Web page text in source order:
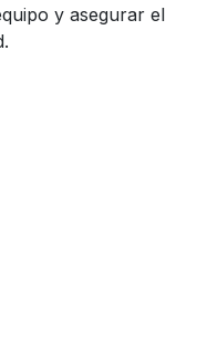
y asegurar el